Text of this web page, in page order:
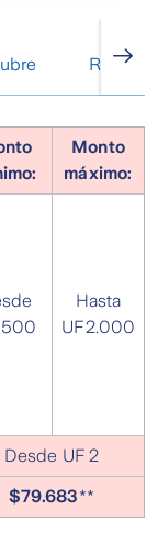
Monto
máximo:
500
Hasta
UF 2.000
Desde UF 2
$79.683**